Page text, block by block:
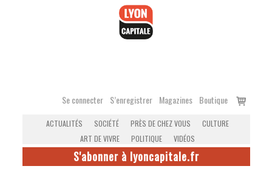
Se connecter S’enregistrer Magazines Boutique
Voir
ACTUALITÉS SOCIÉTÉ PRÈS DE CHEZ VOUS
CULTURE
ART DE VIVRE
POLITIQUE VIDÉOS
S'abonner à lyoncapitale.fr